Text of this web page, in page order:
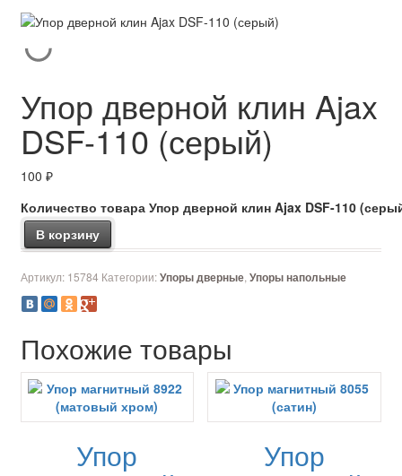
Упор дверной клин Ajax
DSF-110 (серый)
100 ₽
Количество товара Упор дверной клин Ajax DSF-110
В корзину
Артикул: 15784 Категории:Упоры дверные, Упоры напольные
Похожие товары
Упор Упор